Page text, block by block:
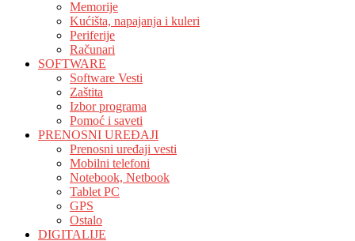
Memorije
Kućišta, napajanja i kuleri
Periferije
Računari
SOFTWARE
Software Vesti
Zaštita
Izbor programa
Pomoć i saveti
PRENOSNI UREĐAJI
Prenosni uređaji vesti
Mobilni telefoni
Notebook, Netbook
Tablet PC
GPS
Ostalo
DIGITALIJE